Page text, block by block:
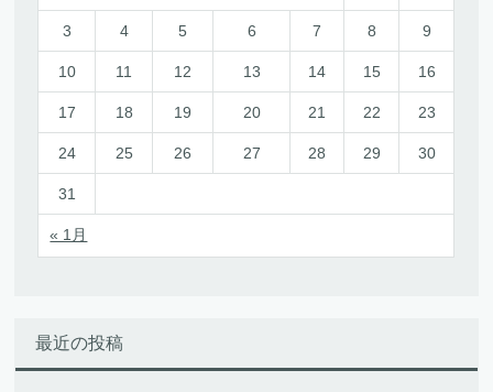
« 1月
3 4 5 6 7 8 9
10 11 12 13 14 15 16
17 18 19 20 21 22 23
24 25 26 27 28 29 30
31
最近の投稿